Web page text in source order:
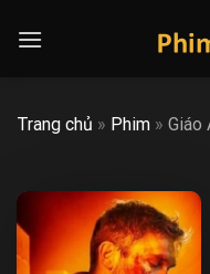
Trang chủ » Phim » Giáo